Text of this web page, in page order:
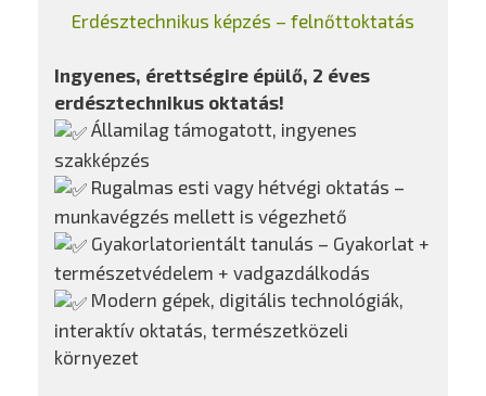
Erdésztechnikus képzés – felnőttoktatás
Ingyenes, érettségire épülő, 2 éves
erdésztechnikus oktatás!
Államilag támogatott, ingyenes
szakképzés
Rugalmas esti vagy hétvégi oktatás –
munkavégzés mellett is végezhető
Gyakorlatorientált tanulás – Gyakorlat +
természetvédelem + vadgazdálkodás
Modern gépek, digitális technológiák,
interaktív oktatás, természetközeli
környezet